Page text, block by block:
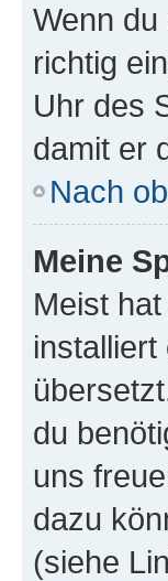
Wenn
richtig
Uhr des
damit er
Nach
Meine
Meist
du
uns
dazu
(siehe